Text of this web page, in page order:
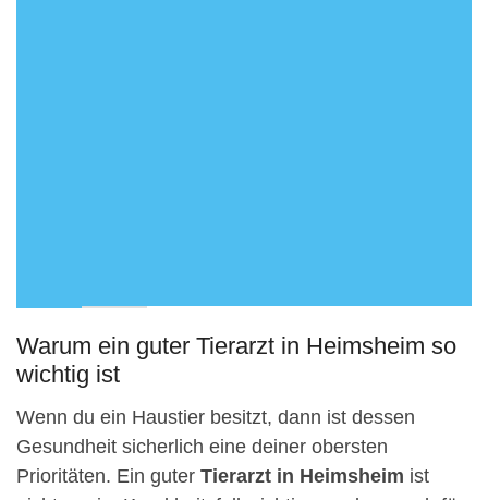
Warum ein guter Tierarzt in Heimsheim so
wichtig ist
Wenn du ein Haustier besitzt, dann ist dessen
Gesundheit sicherlich eine deiner obersten
Prioritäten. Ein guter Tierarzt in Heimsheim ist